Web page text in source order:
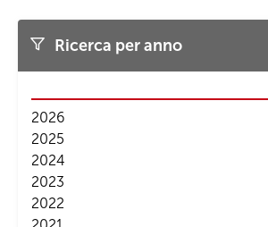
Ricerca per anno
2026
2025
2024
2023
2022